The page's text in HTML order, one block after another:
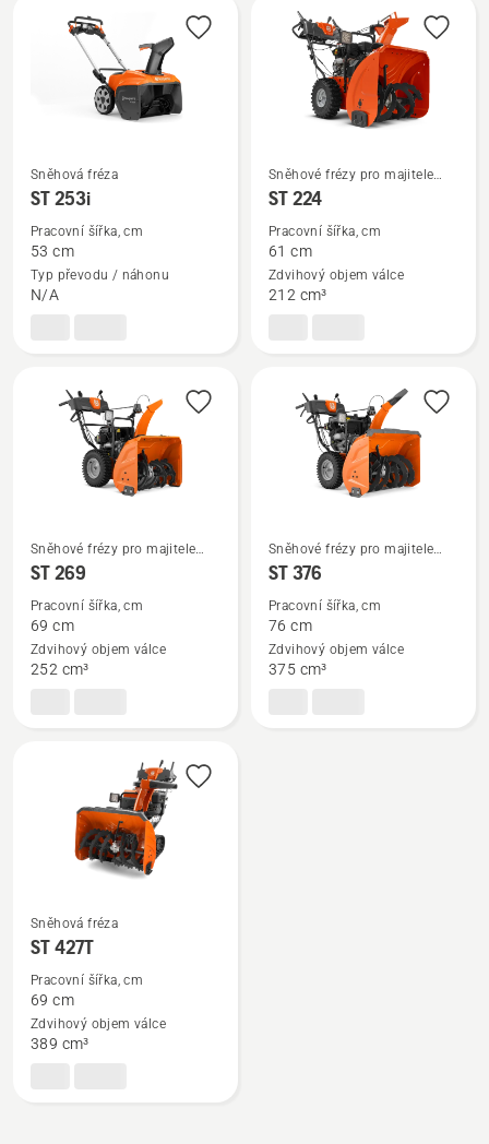
Zobrazit
více
informací
ST 253i
Sněhová fréza
ST 253i
Pracovní šířka, cm
53 cm
Typ převodu / náhonu
N/A
Zobrazit
více
informací
ST 224
Sněhové frézy pro majitele
domů
ST 224
Pracovní šířka, cm
61 cm
Zdvihový objem válce
212 cm³
Zobrazit
více
informací
ST 269
Sněhové frézy pro majitele
domů
ST 269
Pracovní šířka, cm
69 cm
Zdvihový objem válce
252 cm³
Zobrazit
více
informací
ST 376
Sněhové frézy pro majitele
domů
ST 376
Pracovní šířka, cm
76 cm
Zdvihový objem válce
375 cm³
Zobrazit
více
informací
ST 427T
Sněhová fréza
ST 427T
Pracovní šířka, cm
69 cm
Zdvihový objem válce
389 cm³